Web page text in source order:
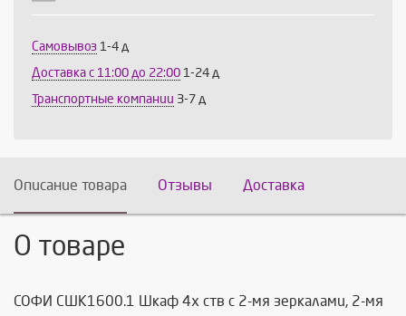
Самовывоз 1-4 д
Доставка c 11:00 до 22:00 1-24 д
Транспортные компании 3-7 д
Описание товара Отзывы Доставка
О товаре
СОФИ СШК1600.1 Шкаф 4х ств с 2-мя зеркалами, 2-мя